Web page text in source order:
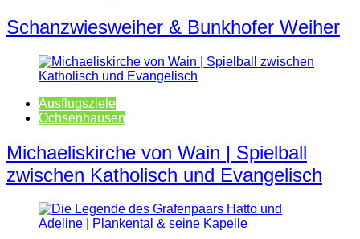
Schanzwiesweiher & Bunkhofer Weiher
Ausflugsziele
Ochsenhausen
Michaeliskirche von Wain | Spielball
zwischen Katholisch und Evangelisch